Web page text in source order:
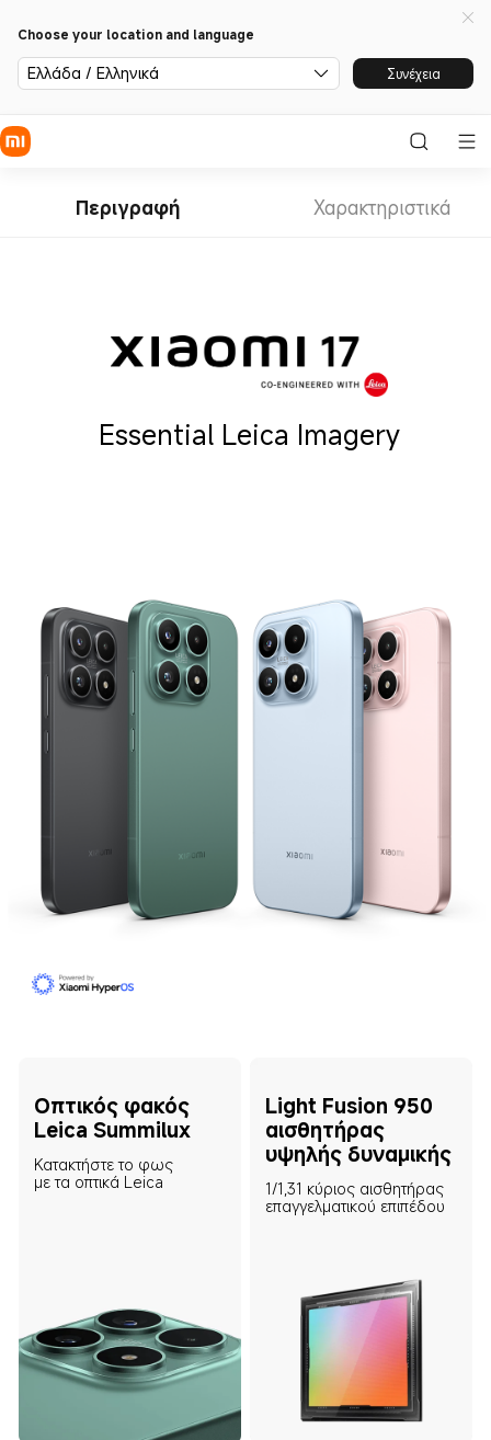
Choose your location and language
Ελλάδα / Ελληνικά Συνέχεια
Περιγραφή Χαρακτηριστικά
Essential Leica Imagery
Oπτικός φακός
Leica Summilux
Κατακτήστε το φως
με τα οπτικά Leica
Light Fusion 950
αισθητήρας
υψηλής δυναμικής
1/1,31 κύριος αισθητήρας
επαγγελματικού επιπέδου